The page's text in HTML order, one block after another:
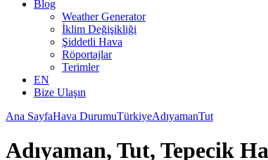
Blog
Weather Generator
İklim Değişikliği
Şiddetli Hava
Röportajlar
Terimler
EN
Bize Ulaşın
Ana SayfaHava DurumuTürkiyeAdıyamanTut
Adıyaman, Tut, Tepecik